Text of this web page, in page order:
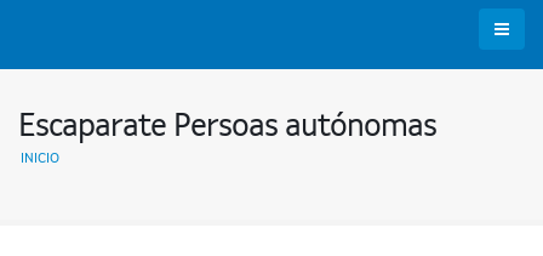
Escaparate Persoas autónomas
INICIO